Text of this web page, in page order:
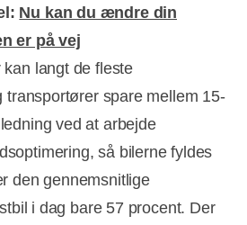
Nu kan du ændre din
er på vej
langt de fleste
transportører spare mellem 15-
ved at arbejde
så bilerne fyldes
den gennemsnitlige
i dag bare 57 procent. Der